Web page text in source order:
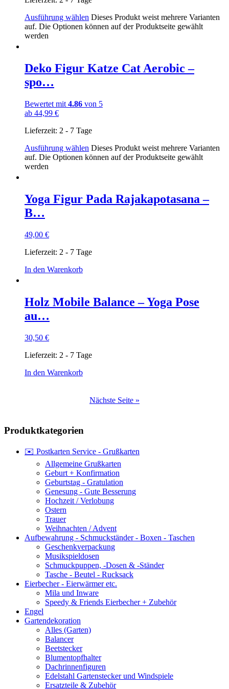
Ausführung wählen Dieses Produkt weist mehrere Varianten
auf. Die Optionen können auf der Produktseite gewählt
werden
Deko Figur Katze Cat Aerobic –
spo…
Bewertet mit 4.86 von 5
ab 44,99 €
Lieferzeit: 2 - 7 Tage
Ausführung wählen Dieses Produkt weist mehrere Varianten
auf. Die Optionen können auf der Produktseite gewählt
werden
Yoga Figur Pada Rajakapotasana –
B…
49,00 €
Lieferzeit: 2 - 7 Tage
In den Warenkorb
Holz Mobile Balance – Yoga Pose
au…
30,50 €
Lieferzeit: 2 - 7 Tage
In den Warenkorb
Nächste Seite »
Produktkategorien
✉️ Postkarten Service - Grußkarten
Allgemeine Grußkarten
Geburt + Konfirmation
Geburtstag - Gratulation
Genesung - Gute Besserung
Hochzeit / Verlobung
Ostern
Trauer
Weihnachten / Advent
Aufbewahrung - Schmuckständer - Boxen - Taschen
Geschenkverpackung
Musikspieldosen
Schmuckpuppen, -Dosen & -Ständer
Tasche - Beutel - Rucksack
Eierbecher - Eierwärmer etc.
Mila und Inware
Speedy & Friends Eierbecher + Zubehör
Engel
Gartendekoration
Alles (Garten)
Balancer
Beetstecker
Blumentopfhalter
Dachrinnenfiguren
Edelstahl Gartenstecker und Windspiele
Ersatzteile & Zubehör